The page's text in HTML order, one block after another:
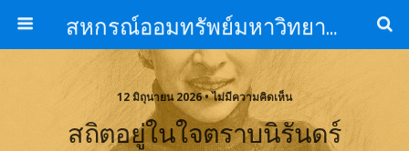
สหกรณ์ออมทรัพย์มหาวิทยาลัยหัวเฉียวเฉลิมพระเกียรติ จำกัด
12 มิถุนายน 2026 • ไม่มีความคิดเห็น
สถิตอยู่ในใจตราบนิรันดร์